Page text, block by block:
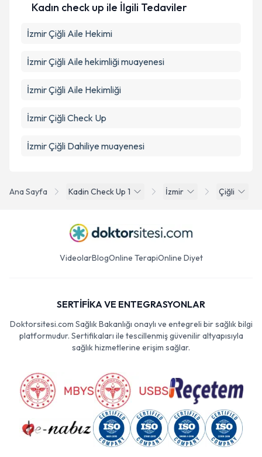
Ana Sayfa Kadin Check Up 1 İzmir Çiğli
Kadın check up ile İlgili Tedaviler
İzmir Çiğli Aile Hekimi
İzmir Çiğli Aile hekimliği muayenesi
İzmir Çiğli Aile Hekimliği
İzmir Çiğli Check Up
İzmir Çiğli Dahiliye muayenesi
VideolarBlogOnline TerapiOnline Diyet
SERTİFİKA VE ENTEGRASYONLAR
Doktorsitesi.com Sağlık Bakanlığı onaylı ve entegreli bir sağlık bilgi
platformudur. Sertifikaları ile tescillenmiş güvenilir altyapısıyla
sağlık hizmetlerine erişim sağlar.